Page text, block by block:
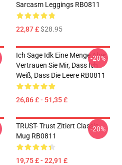
Sarcasm Leggings RB0811
22,87 £$28.95
Ich Sage Idk Eine Menge Aber
Vertrauen Sie Mir, Dass Ich
Weiß, Dass Die Leere RB0811
26,86 £ - 51,35 £
-20%
TRUST- Trust Zitiert Classic
Mug RB0811
19,75 £ - 22,91 £
-20%